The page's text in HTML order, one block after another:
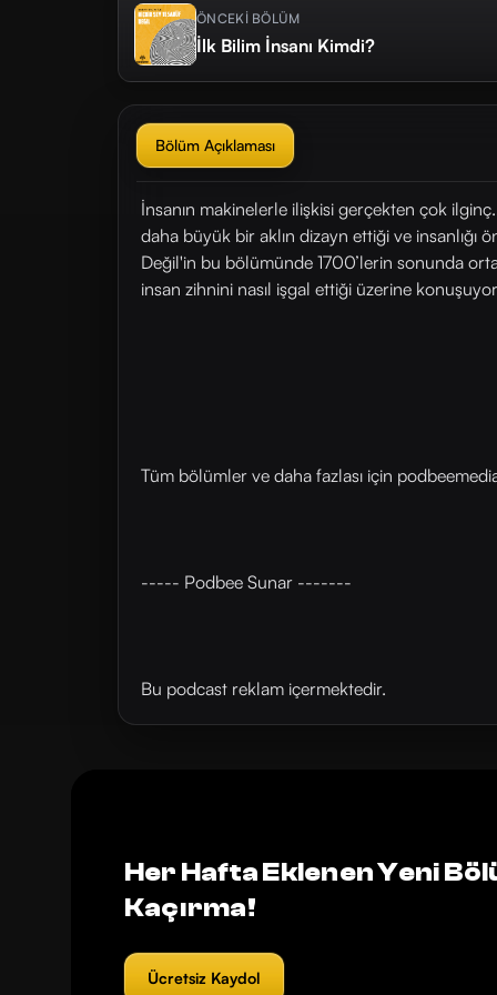
ÖNCEKİ BÖLÜM
İlk Bilim İnsanı Kimdi?
Bölüm Açıklaması
İnsanın makinelerle ilişkisi gerçekten çok
daha büyük bir aklın dizayn ettiği ve insanlığı
Değil'in bu bölümünde 1700’lerin sonunda
insan zihnini nasıl işgal ettiği üzerine
Tüm bölümler ve daha fazlası için
----- Podbee Sunar -------
Bu podcast reklam içermektedir.
Her Hafta Eklenen Yeni
Kaçırma!
Ücretsiz Kaydol